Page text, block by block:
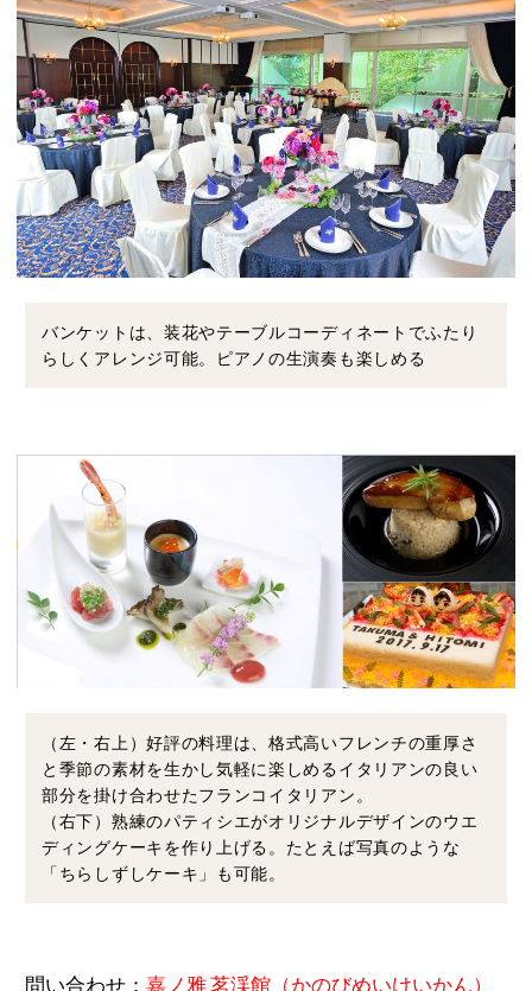
バンケットは、装花やテーブルコーディネートでふたり
らしくアレンジ可能。ピアノの生演奏も楽しめる
（左・右上）好評の料理は、格式高いフレンチの重厚さ
と季節の素材を生かし気軽に楽しめるイタリアンの良い
部分を掛け合わせたフランコイタリアン。
（右下）熟練のパティシエがオリジナルデザインのウエ
ディングケーキを作り上げる。たとえば写真のような
「ちらしずしケーキ」も可能。
問い合わせ： 嘉ノ雅 茗渓館（かのびめいけいかん）